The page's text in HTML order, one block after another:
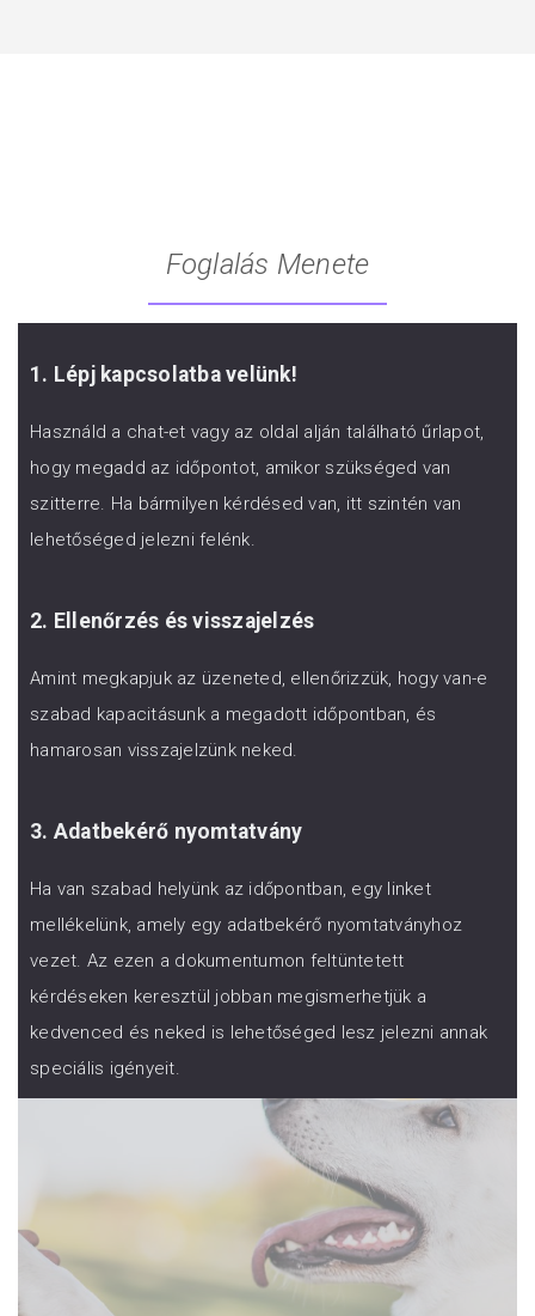
Foglalás Menete
1. Lépj kapcsolatba velünk!
Használd a chat-et vagy az oldal alján található űrlapot,
hogy megadd az időpontot, amikor szükséged van
szitterre. Ha bármilyen kérdésed van, itt szintén van
lehetőséged jelezni felénk.
2. Ellenőrzés és visszajelzés
Amint megkapjuk az üzeneted, ellenőrizzük, hogy van-e
szabad kapacitásunk a megadott időpontban, és
hamarosan visszajelzünk neked.
3. Adatbekérő nyomtatvány
Ha van szabad helyünk az időpontban, egy linket
mellékelünk, amely egy adatbekérő nyomtatványhoz
vezet. Az ezen a dokumentumon feltüntetett
kérdéseken keresztül jobban megismerhetjük a
kedvenced és neked is lehetőséged lesz jelezni annak
speciális igényeit.